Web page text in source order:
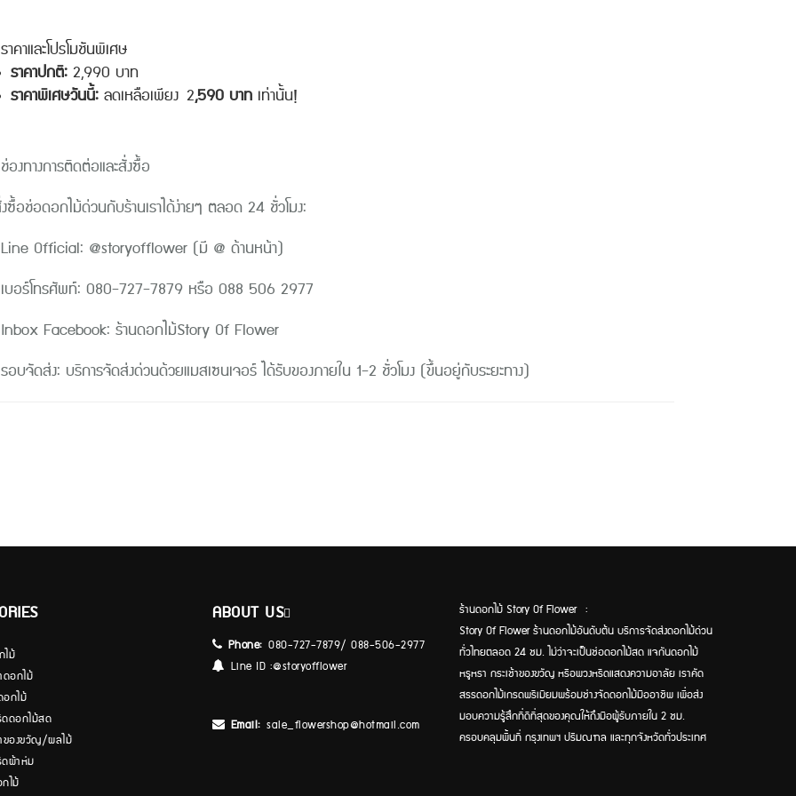
ราคาและโปรโมชันพิเศษ
ราคาปกติ:2,990 บาท
ราคาพิเศษวันนี้:ลดเหลือเพียง2,590 บาทเท่านั้น!
ช่องทางการติดต่อและสั่งซื้อ
ซื้อช่อดอกไม้ด่วนกับร้านเราได้ง่ายๆ ตลอด 24 ชั่วโมง:
Line Official: @storyofflower (มี @ ด้านหน้า)
เบอร์โทรศัพท์: 080-727-7879 หรือ 088 506 2977
Inbox Facebook: ร้านดอกไม้Story Of Flower
รอบจัดส่ง: บริการจัดส่งด่วนด้วยแมสเซนเจอร์ ได้รับของภายใน 1-2 ชั่วโมง (ขึ้นอยู่กับระยะทาง)
ม้
ดอกไม้
กไม้
ดอกไม้สด
ของขวัญ/ผลไม้
ผ้าห่ม
ไม้
ABOUT US
Phone: 080-727-7879/ 088-506-2977
Line ID :@storyofflower
Email: sale_flowershop@hotmail.com
ร้านดอกไม้ Story Of Flower :
Story Of Flower ร้านดอกไม้อันดับต้น บริการจัดส่งดอกไม้ด่วน
ทั่วไทยตลอด 24 ชม. ไม่ว่าจะเป็นช่อดอกไม้สด แจกันดอกไม้
หรูหรา กระเช้าของขวัญ หรือพวงหรีดแสดงความอาลัย เราคัด
สรรดอกไม้เกรดพรีเมียมพร้อมช่างจัดดอกไม้มืออาชีพ เพื่อส่ง
มอบความรู้สึกที่ดีที่สุดของคุณให้ถึงมือผู้รับภายใน 2 ชม.
ครอบคลุมพื้นที่ กรุงเทพฯ ปริมณฑล และทุกจังหวัดทั่วประเทศ